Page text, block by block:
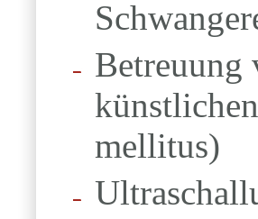
Betreuung
mellitus)